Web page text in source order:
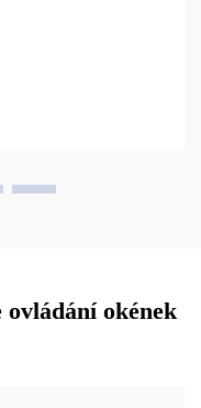
ovládání okének